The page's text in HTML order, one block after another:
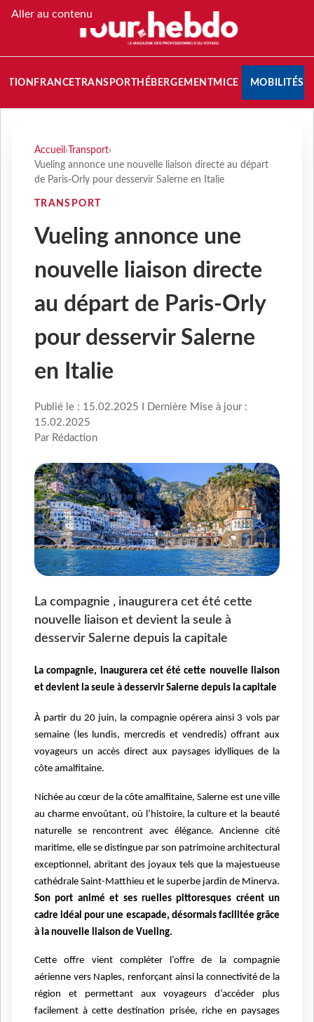
Aller au contenu
FRANCETRANSPORT HÉBERGEMENTMICE MOBILITÉS
Accueil › Transport›
Vueling annonce une nouvelle liaison directe au départ
de Paris-Orly pour desservir Salerne en Italie
TRANSPORT
Vueling annonce une
nouvelle liaison directe
au départ de Paris-Orly
pour desservir Salerne
en Italie
Publié le : 15.02.2025 I Dernière Mise à jour :
15.02.2025
Par Rédaction
La compagnie , inaugurera cet été cette
nouvelle liaison et devient la seule à
desservir Salerne depuis la capitale
La compagnie, inaugurera cet été cette nouvelle liaison
et devient la seule à desservir Salerne depuis la capitale
À partir du 20 juin, la compagnie opérera ainsi 3 vols par
semaine (les lundis, mercredis et vendredis) offrant aux
voyageurs un accès direct aux paysages idylliques de la
côte amalfitaine.
Nichée au cœur de la côte amalfitaine, Salerne est une ville
au charme envoûtant, où l’histoire, la culture et la beauté
naturelle se rencontrent avec élégance. Ancienne cité
maritime, elle se distingue par son patrimoine architectural
exceptionnel, abritant des joyaux tels que la majestueuse
cathédrale Saint-Matthieu et le superbe jardin de Minerva.
Son port animé et ses ruelles pittoresques créent un
cadre idéal pour une escapade, désormais facilitée grâce
à la nouvelle liaison de Vueling.
Cette offre vient compléter l’offre de la compagnie
aérienne vers Naples, renforçant ainsi la connectivité de la
région et permettant aux voyageurs d’accéder plus
facilement à cette destination prisée, riche en paysages